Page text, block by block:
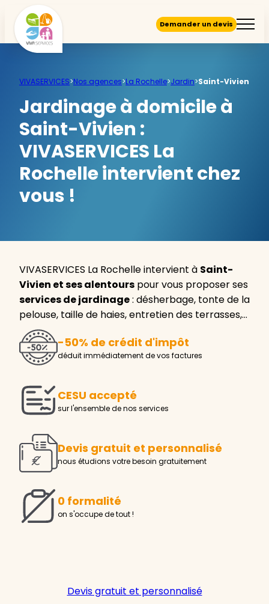
Demander un devis
VIVASERVICES>Nos agences>La Rochelle>Jardin>Saint-Vivien
Jardinage à domicile à
Saint-Vivien :
VIVASERVICES La
Rochelle intervient chez
vous !
VIVASERVICES La Rochelle intervient à Saint-
Vivien et ses alentours pour vous proposer ses
services de jardinage: désherbage, tonte de la
pelouse, taille de haies, entretien des terrasses,…
-50% de crédit d'impôt
déduit immédiatement de vos factures
CESU accepté
sur l'ensemble de nos services
Devis gratuit et personnalisé
nous étudions votre besoin gratuitement
0 formalité
on s'occupe de tout !
Devis gratuit et personnalisé